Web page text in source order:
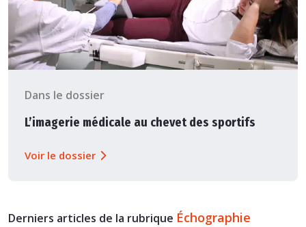
Dans le dossier
L’imagerie médicale au chevet des sportifs
Voir le dossier
Derniers articles de la rubrique Échographie